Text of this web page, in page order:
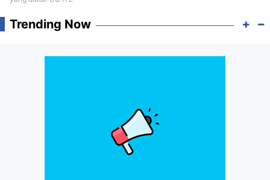
Trending Now